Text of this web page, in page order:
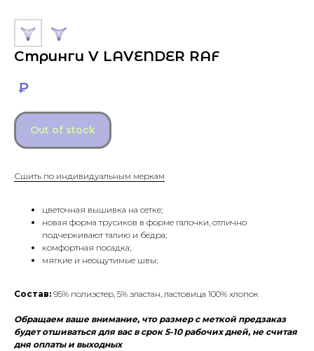
Cтринги V LAVENDER RAF
₽
Out of stock
Сшить по индивидуальным меркам
цветочная вышивка на сетке;
новая форма трусиков в форме галочки, отлично
подчеркивают талию и бедра;
комфортная посадка;
мягкие и неощутимые швы;
Состав: 95% полиэстер, 5% эластан, ластовица 100% хлопок
Обращаем ваше внимание, что размер с меткой предзаказ
будет отшиваться для вас в срок 5-10 рабочих дней, не считая
дня оплаты и выходных